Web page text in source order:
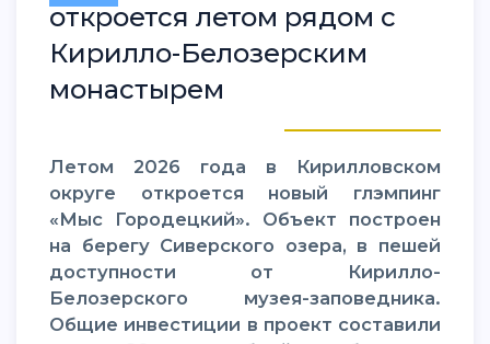
откроется летом рядом с
Кирилло-Белозерским
монастырем
Летом 2026 года в Кирилловском
округе откроется новый глэмпинг
«Мыс Городецкий». Объект построен
на берегу Сиверского озера, в пешей
доступности от Кирилло-
Белозерского музея-заповедника.
Общие инвестиции в проект составили